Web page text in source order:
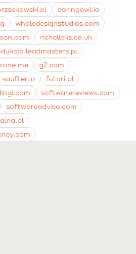
boringowl.io
wholedesignstudios.com
richclicks.co.uk
g2.com
saufter.io
futari.pl
softwarereviews.com
softwareadvice.com